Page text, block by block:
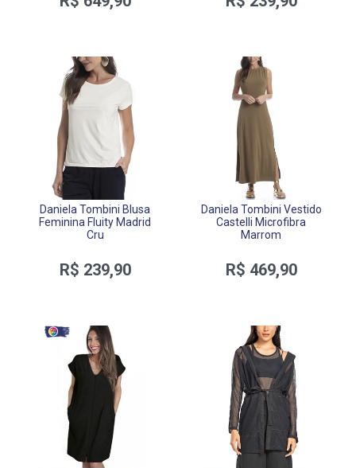
Daniela Tombini Blusa
Feminina Fluity Madrid
Cru
R$ 239,90
Daniela Tombini Vestido
Castelli Microfibra
Marrom
R$ 469,90